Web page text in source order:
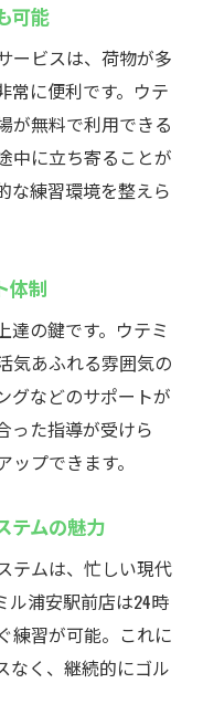
可能
ービスは、荷物が多
常に便利です。ウテ
が無料で利用できる
中に立ち寄ることが
な練習環境を整えら
体制
達の鍵です。ウテミ
気あふれる雰囲気の
グなどのサポートが
った指導が受けら
プできます。
テムの魅力
テムは、忙しい現代
ル浦安駅前店は24時
練習が可能。これに
なく、継続的にゴル